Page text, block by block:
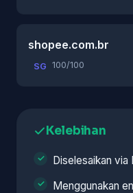
shopee.com.br
SG 100/100
Kelebihan
Diselesaikan via
Menggunakan